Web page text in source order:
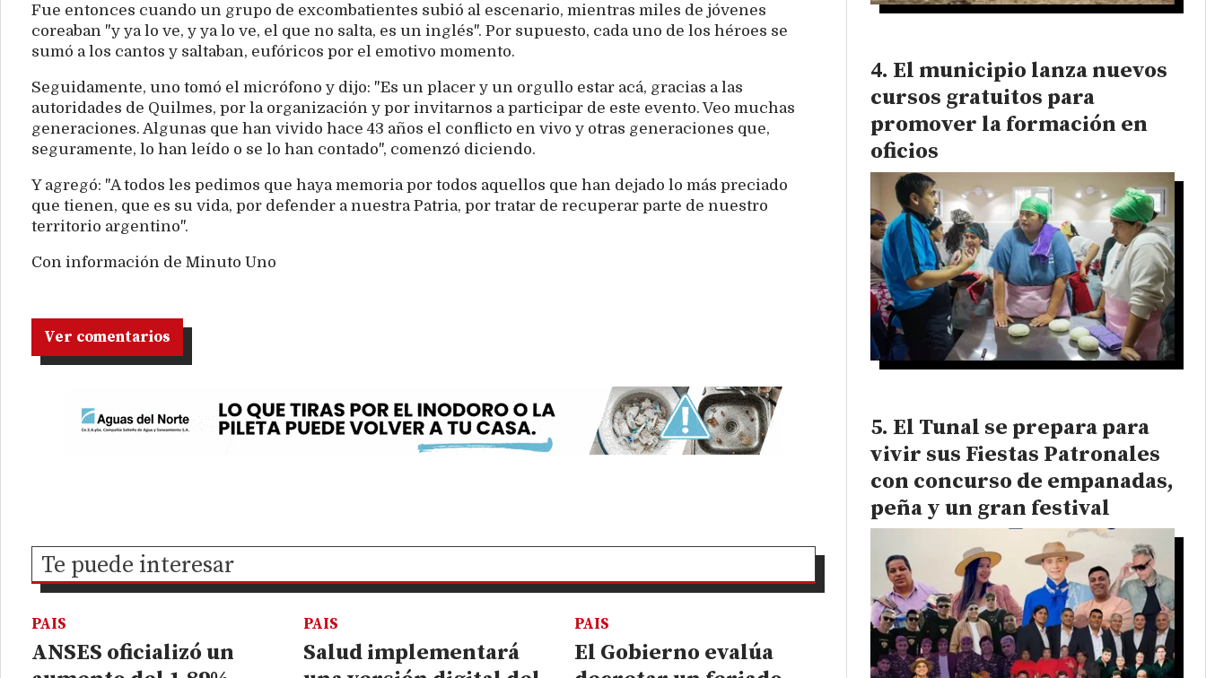
Fue entonces cuando un grupo de excombatientes subió al escenario, mientras miles de jóvenes
coreaban "y ya lo ve, y ya lo ve, el que no salta, es un inglés". Por supuesto, cada uno de los héroes se
sumó a los cantos y saltaban, eufóricos por el emotivo momento.
Seguidamente, uno tomó el micrófono y dijo: "Es un placer y un orgullo estar acá, gracias a las
autoridades de Quilmes, por la organización y por invitarnos a participar de este evento. Veo muchas
generaciones. Algunas que han vivido hace 43 años el conflicto en vivo y otras generaciones que,
seguramente, lo han leído o se lo han contado", comenzó diciendo.
Y agregó: "A todos les pedimos que haya memoria por todos aquellos que han dejado lo más preciado
que tienen, que es su vida, por defender a nuestra Patria, por tratar de recuperar parte de nuestro
territorio argentino".
Con información de Minuto Uno
Ver comentarios
Te puede interesar
ANSES oficializó un
PAIS
Salud implementará
PAIS
El Gobierno evalúa
PAIS
El municipio lanza nuevos
cursos gratuitos para
promover la formación en
oficios
El Tunal se prepara para
vivir sus Fiestas Patronales
con concurso de empanadas,
peña y un gran festival